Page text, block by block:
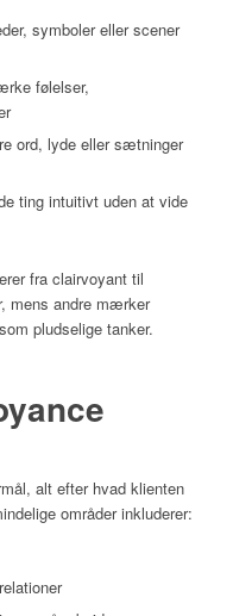
symboler eller scener
følelser,
ord, lyde eller sætninger
ting intuitivt uden at vide
fra clairvoyant til
mens andre mærker
pludselige tanker.
alt efter hvad klienten
områder inkluderer: